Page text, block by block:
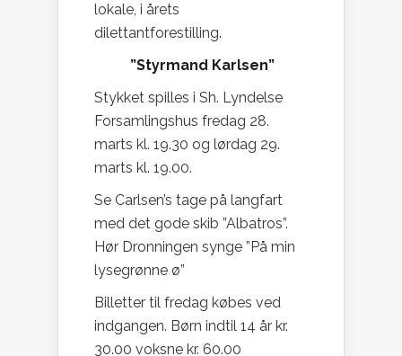
lokale, i årets
dilettantforestilling.
”Styrmand Karlsen”
Stykket spilles i Sh. Lyndelse
Forsamlingshus fredag 28.
marts kl. 19.30 og lørdag 29.
marts kl. 19.00.
Se Carlsen’s tage på langfart
med det gode skib ”Albatros”.
Hør Dronningen synge ”På min
lysegrønne ø”
Billetter til fredag købes ved
indgangen. Børn indtil 14 år kr.
30.00 voksne kr. 60.00